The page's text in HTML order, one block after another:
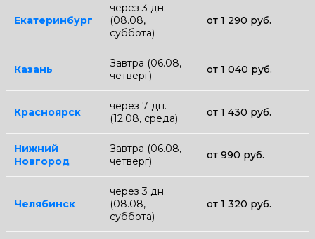
Екатеринбург
через 3 дн.
(08.08,
суббота)
от 1 290 руб.
Казань
Завтра (06.08,
четверг)
от 1 040 руб.
Красноярск
через 7 дн.
(12.08, среда)
от 1 430 руб.
Нижний
Новгород
Завтра (06.08,
четверг)
от 990 руб.
Челябинск
через 3 дн.
(08.08,
суббота)
от 1 320 руб.